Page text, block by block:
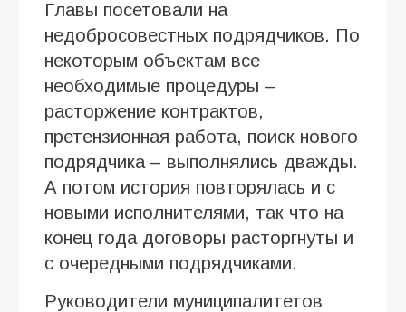
Главы посетовали на
недобросовестных подрядчиков. По
некоторым объектам все
необходимые процедуры –
расторжение контрактов,
претензионная работа, поиск нового
подрядчика – выполнялись дважды.
А потом история повторялась и с
новыми исполнителями, так что на
конец года договоры расторгнуты и
с очередными подрядчиками.
Руководители муниципалитетов